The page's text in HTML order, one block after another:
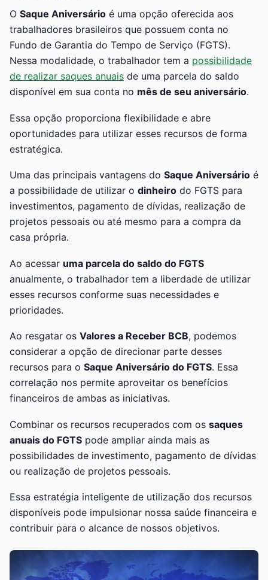
O Saque Aniversário é uma opção oferecida aos
trabalhadores brasileiros que possuem conta no
Fundo de Garantia do Tempo de Serviço (FGTS).
Nessa modalidade, o trabalhador tem a possibilidade
de realizar saques anuais de uma parcela do saldo
disponível em sua conta no mês de seu aniversário.
Essa opção proporciona flexibilidade e abre
oportunidades para utilizar esses recursos de forma
estratégica.
Uma das principais vantagens do Saque Aniversário é
a possibilidade de utilizar o dinheiro do FGTS para
investimentos, pagamento de dívidas, realização de
projetos pessoais ou até mesmo para a compra da
casa própria.
Ao acessar uma parcela do saldo do FGTS
anualmente, o trabalhador tem a liberdade de utilizar
esses recursos conforme suas necessidades e
prioridades.
Ao resgatar os Valores a Receber BCB, podemos
considerar a opção de direcionar parte desses
recursos para o Saque Aniversário do FGTS. Essa
correlação nos permite aproveitar os benefícios
financeiros de ambas as iniciativas.
Combinar os recursos recuperados com os saques
anuais do FGTS pode ampliar ainda mais as
possibilidades de investimento, pagamento de dívidas
ou realização de projetos pessoais.
Essa estratégia inteligente de utilização dos recursos
disponíveis pode impulsionar nossa saúde financeira e
contribuir para o alcance de nossos objetivos.